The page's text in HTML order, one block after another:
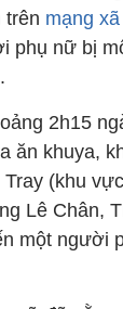
trên mạng
phụ nữ bị
2h15
ăn khuya,
Tray (khu
Lê Chân,
một người